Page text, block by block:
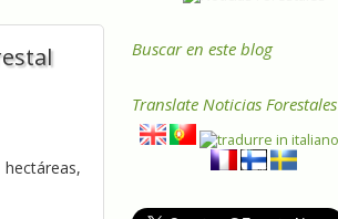
Buscar en este blog
Translate Noticias Forestales